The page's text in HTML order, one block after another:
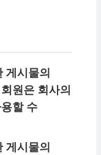
게시물의
원은 회사의
할 수
게시물의